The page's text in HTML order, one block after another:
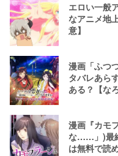
エロい一般
なアニメ地
意】
漫画「ふつ
タバレあら
ある？【な
漫画『カモ
な……」)最
は無料で読